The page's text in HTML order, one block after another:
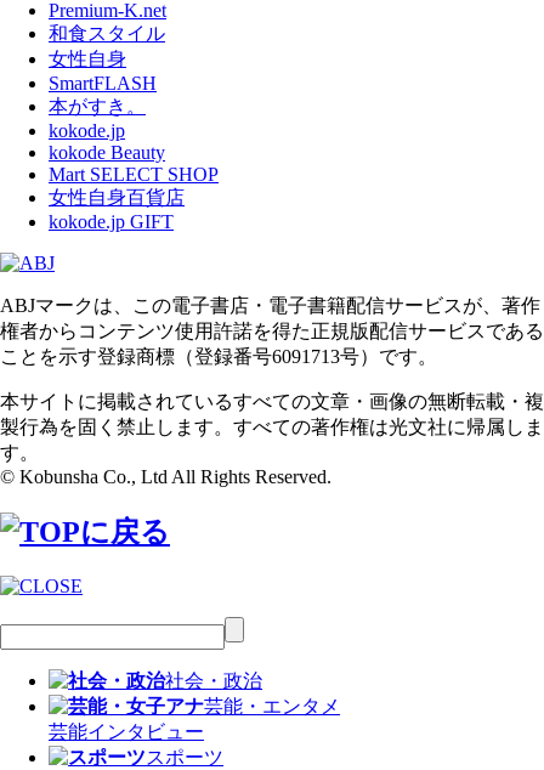
Premium-K.net
和食スタイル
女性自身
SmartFLASH
本がすき。
kokode.jp
kokode Beauty
Mart SELECT SHOP
女性自身百貨店
kokode.jp GIFT
ABJマークは、この電子書店・電子書籍配信サービスが、著作
権者からコンテンツ使用許諾を得た正規版配信サービスである
ことを示す登録商標（登録番号6091713号）です。
本サイトに掲載されているすべての文章・画像の無断転載・複
製行為を固く禁止します。すべての著作権は光文社に帰属しま
す。
© Kobunsha Co., Ltd All Rights Reserved.
社会・政治
芸能・エンタメ
芸能インタビュー
スポーツ